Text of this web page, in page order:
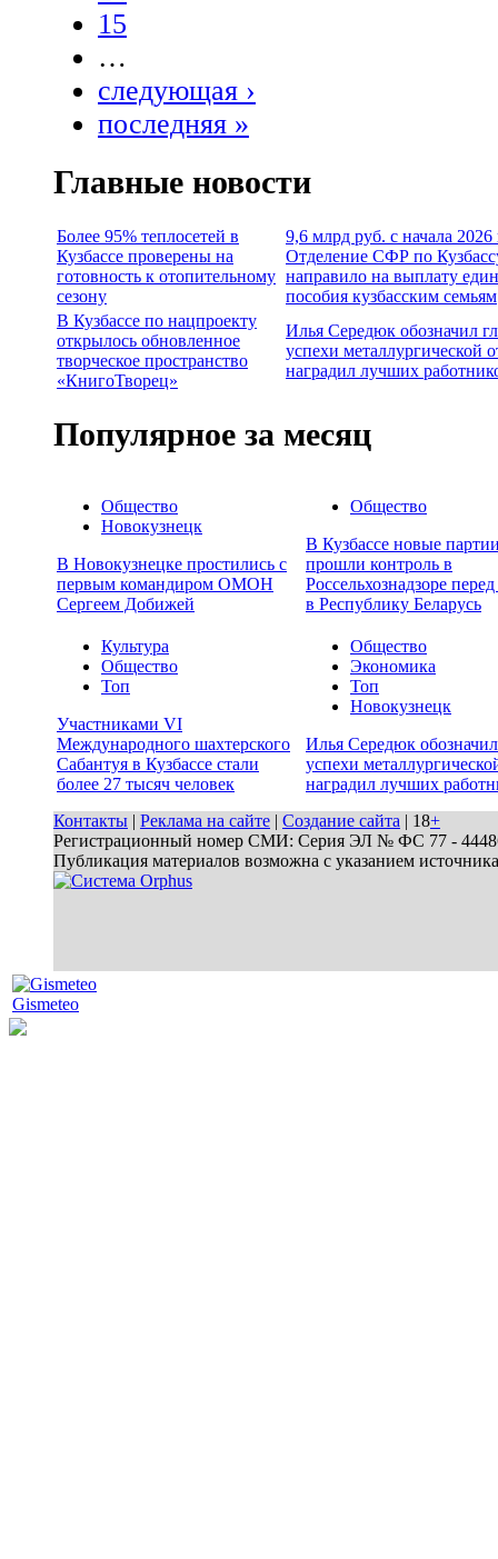
15
…
следующая ›
последняя »
Главные новости
Более 95% теплосетей в
Кузбассе проверены на
готовность к отопительному
сезону
9,6 млрд руб. с начала 2026
Отделение СФР по
направило на выплату
пособия кузбасским семьям
В Кузбассе по нацпроекту
открылось обновленное
творческое пространство
«КнигоТворец»
Илья Середюк обозначил
успехи металлургической
наградил лучших
Популярное за месяц
Общество
Новокузнецк
В Новокузнецке простились с
первым командиром ОМОН
Сергеем Добижей
Общество
В Кузбассе новые
прошли контроль в
Россельхознадзоре
в Республику Беларусь
Культура
Общество
Топ
Участниками VI
Международного шахтерского
Сабантуя в Кузбассе стали
более 27 тысяч человек
Общество
Экономика
Топ
Новокузнецк
Илья Середюк
успехи
наградил лучших
Контакты | Реклама на сайте | Создание сайта | 18+
Регистрационный номер СМИ: Серия ЭЛ № ФС 77 - 44486
Публикация материалов возможна с указанием
Gismeteo